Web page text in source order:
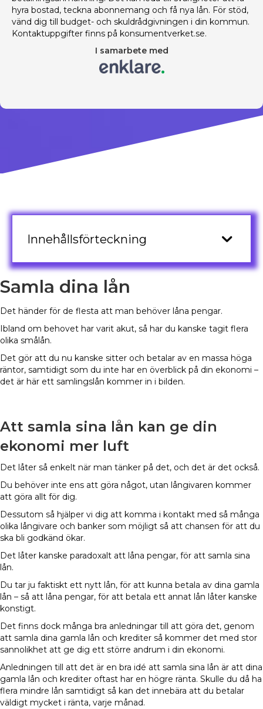
hyra bostad, teckna abonnemang och få nya lån. För stöd,
vänd dig till budget- och skuldrådgivningen i din kommun.
Kontaktuppgifter finns på konsumentverket.se.
I samarbete med
Innehållsförteckning
Samla dina lån
Det händer för de flesta att man behöver låna pengar.
Ibland om behovet har varit akut, så har du kanske tagit flera
olika smålån.
Det gör att du nu kanske sitter och betalar av en massa höga
räntor, samtidigt som du inte har en överblick på din ekonomi –
det är här ett samlingslån kommer in i bilden.
Att samla sina lån kan ge din
ekonomi mer luft
Det låter så enkelt när man tänker på det, och det är det också.
Du behöver inte ens att göra något, utan långivaren kommer
att göra allt för dig.
Dessutom så hjälper vi dig att komma i kontakt med så många
olika långivare och banker som möjligt så att chansen för att du
ska bli godkänd ökar.
Det låter kanske paradoxalt att låna pengar, för att samla sina
lån.
Du tar ju faktiskt ett nytt lån, för att kunna betala av dina gamla
lån – så att låna pengar, för att betala ett annat lån låter kanske
konstigt.
Det finns dock många bra anledningar till att göra det, genom
att samla dina gamla lån och krediter så kommer det med stor
sannolikhet att ge dig ett större andrum i din ekonomi.
Anledningen till att det är en bra idé att samla sina lån är att dina
gamla lån och krediter oftast har en högre ränta. Skulle du då ha
flera mindre lån samtidigt så kan det innebära att du betalar
väldigt mycket i ränta, varje månad.